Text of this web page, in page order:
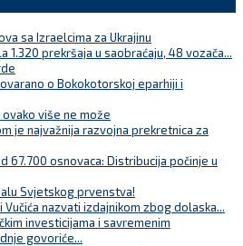
sa Izraelcima za Ukrajinu
prekršaja u saobraćaju, 48 vozača...
o Bokokotorskoj eparhiji i
više ne može
je najvažnija razvojna prekretnica za
67.700 osnovaca: Distribucija počinje u
Svjetskog prvenstva!
Vučića nazvati izdajnikom zbog dolaska...
investicijama i savremenim
govoriće...